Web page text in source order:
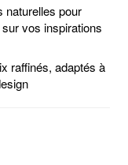
naturelles pour
vos inspirations
raffinés, adaptés à